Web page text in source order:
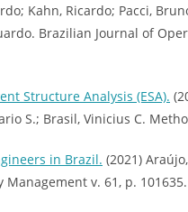
Kahn, Ricardo; Pacci,
Brazilian Journal of
Structure Analysis (ESA).
S.; Brasil, Vinicius C.
in Brazil. (2021)
v. 61, p. 101635.